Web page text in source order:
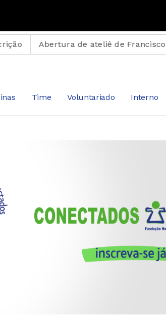
Abertura de ateliê de Francisco
Time Voluntariado Interno